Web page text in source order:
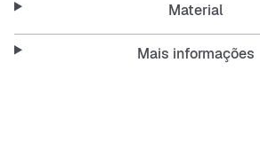
A parte superior em pele com a
respirável e confortável.
O amortecimento Nike Air garante
Material
Mais informações